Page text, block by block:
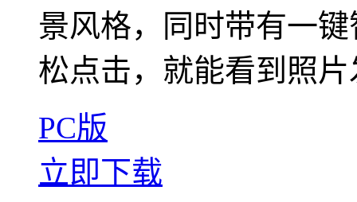
景风格，同时带有一
松点击，就能看到照
PC版
立即下载